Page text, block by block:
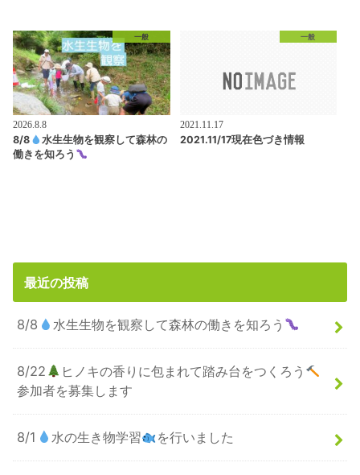
一般
2026.8.8
8/8
水生生物を観察して森林の
働きを知ろう
一般
2021.11.17
2021.11/17現在色づき情報
最近の投稿
8/8 水生生物を観察して森林の働きを知ろう
8/22
ヒノキの香りに包まれて踏み台をつくろう
参加者を募集します
8/1 水の生き物学習 を行いました